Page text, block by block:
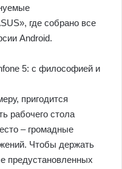
где собрано все
Android.
пригодится
рабочего стола
– громадные
Чтобы держать
предустановленных